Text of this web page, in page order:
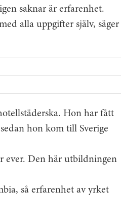
saknar är erfarenhet.
alla uppgifter själv, säger
Hon har fått
hon kom till Sverige
ever. Den här utbildningen
så erfarenhet av yrket